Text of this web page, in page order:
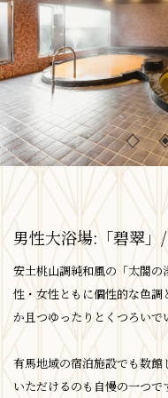
男性大浴場:「碧翠」
安土桃山調純和風の「太閤
性・女性ともに個性的な色
か且つゆったりとくつろいで
有馬地域の宿泊施設でも数
いただけるのも自慢の一つで